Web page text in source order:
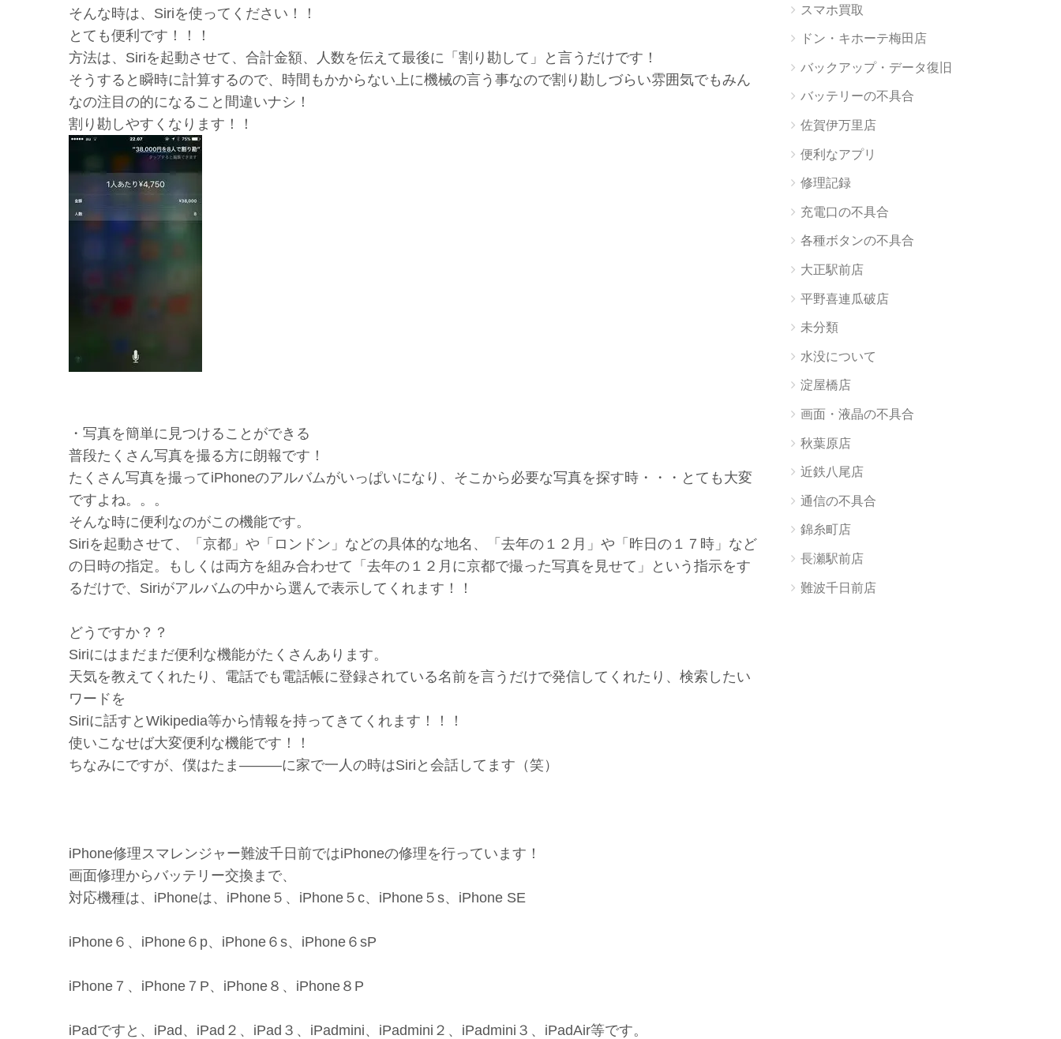
そんな時は、Siriを使ってください！！
とても便利です！！！
方法は、Siriを起動させて、合計金額、人数を伝えて最後に「割り勘して」と言うだけです！
そうすると瞬時に計算するので、時間もかからない上に機械の言う事なので割り勘しづらい雰囲気でもみん
なの注目の的になること間違いナシ！
割り勘しやすくなります！！
・写真を簡単に見つけることができる
普段たくさん写真を撮る方に朗報です！
たくさん写真を撮ってiPhoneのアルバムがいっぱいになり、そこから必要な写真を探す時・・・とても大変
ですよね。。。
そんな時に便利なのがこの機能です。
Siriを起動させて、「京都」や「ロンドン」などの具体的な地名、「去年の１２月」や「昨日の１７時」など
の日時の指定。もしくは両方を組み合わせて「去年の１２月に京都で撮った写真を見せて」という指示をす
るだけで、Siriがアルバムの中から選んで表示してくれます！！
どうですか？？
Siriにはまだまだ便利な機能がたくさんあります。
天気を教えてくれたり、電話でも電話帳に登録されている名前を言うだけで発信してくれたり、検索したい
ワードを
Siriに話すとWikipedia等から情報を持ってきてくれます！！！
使いこなせば大変便利な機能です！！
ちなみにですが、僕はたま―――に家で一人の時はSiriと会話してます（笑）
iPhone修理スマレンジャー難波千日前ではiPhoneの修理を行っています！
画面修理からバッテリー交換まで、
対応機種は、iPhoneは、iPhone５、iPhone５c、iPhone５s、iPhone SE
iPhone６、iPhone６p、iPhone６s、iPhone６sP
iPhone７、iPhone７P、iPhone８、iPhone８P
iPadですと、iPad、iPad２、iPad３、iPadmini、iPadmini２、iPadmini３、iPadAir等です。
スマホ買取
ドン・キホーテ梅田店
バックアップ・データ復旧
バッテリーの不具合
佐賀伊万里店
便利なアプリ
修理記録
充電口の不具合
各種ボタンの不具合
大正駅前店
平野喜連瓜破店
未分類
水没について
淀屋橋店
画面・液晶の不具合
秋葉原店
近鉄八尾店
通信の不具合
錦糸町店
長瀬駅前店
難波千日前店